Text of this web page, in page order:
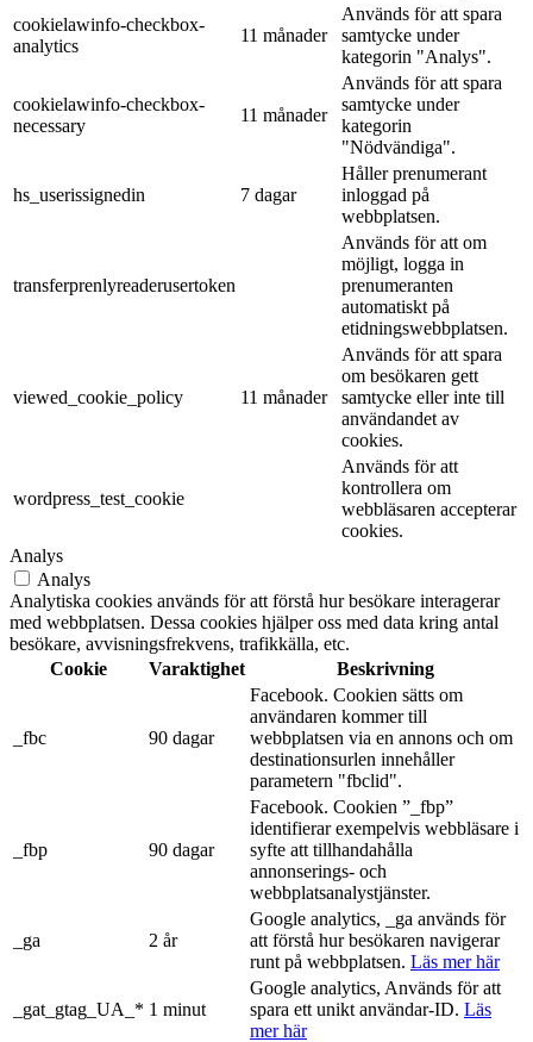
cookielawinfo-checkbox-
analytics
11 månader
Används för att spara
samtycke under
kategorin "Analys".
cookielawinfo-checkbox-
necessary
11 månader
Används för att spara
samtycke under
kategorin
"Nödvändiga".
hs_userissignedin 7 dagar
Håller prenumerant
inloggad på
webbplatsen.
transferprenlyreaderusertoken
Används för att om
möjligt, logga in
prenumeranten
automatiskt på
etidningswebbplatsen.
viewed_cookie_policy 11 månader
Används för att spara
om besökaren gett
samtycke eller inte till
användandet av
cookies.
wordpress_test_cookie
Används för att
kontrollera om
webbläsaren accepterar
cookies.
Analys
Analys
Analytiska cookies används för att förstå hur besökare interagerar
med webbplatsen. Dessa cookies hjälper oss med data kring antal
besökare, avvisningsfrekvens, trafikkälla, etc.
Cookie
Varaktighet Beskrivning
_fbc 90 dagar
Facebook. Cookien sätts om
användaren kommer till
webbplatsen via en annons och om
destinationsurlen innehåller
parametern "fbclid".
_fbp 90 dagar
Facebook. Cookien ”_fbp”
identifierar exempelvis webbläsare i
syfte att tillhandahålla
annonserings- och
webbplatsanalystjänster.
_ga 2 år
Google analytics, _ga används för
att förstå hur besökaren navigerar
runt på webbplatsen. Läs mer här
_gat_gtag_UA_* 1 minut
Google analytics, Används för att
spara ett unikt användar-ID. Läs
mer här